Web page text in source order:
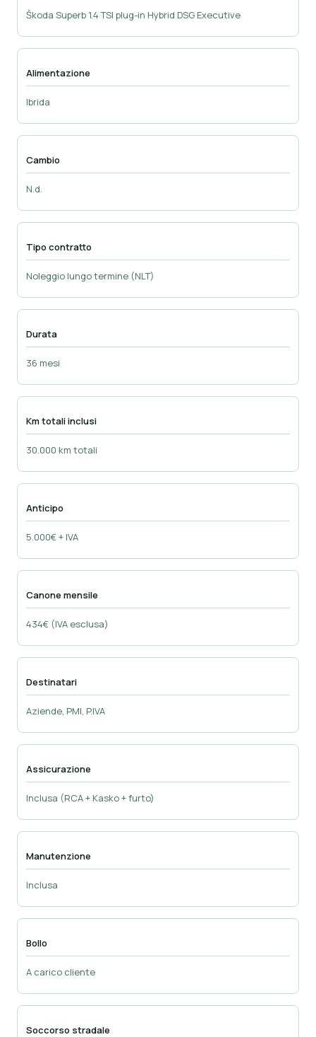
Škoda Superb 1.4 TSI plug-in Hybrid DSG Executive
Alimentazione
Ibrida
Cambio
N.d.
Tipo contratto
Noleggio lungo termine (NLT)
Durata
36 mesi
Km totali inclusi
30.000 km totali
Anticipo
5.000€ + IVA
Canone mensile
434€ (IVA esclusa)
Destinatari
Aziende, PMI, P.IVA
Assicurazione
Inclusa (RCA + Kasko + furto)
Manutenzione
Inclusa
Bollo
A carico cliente
Soccorso stradale